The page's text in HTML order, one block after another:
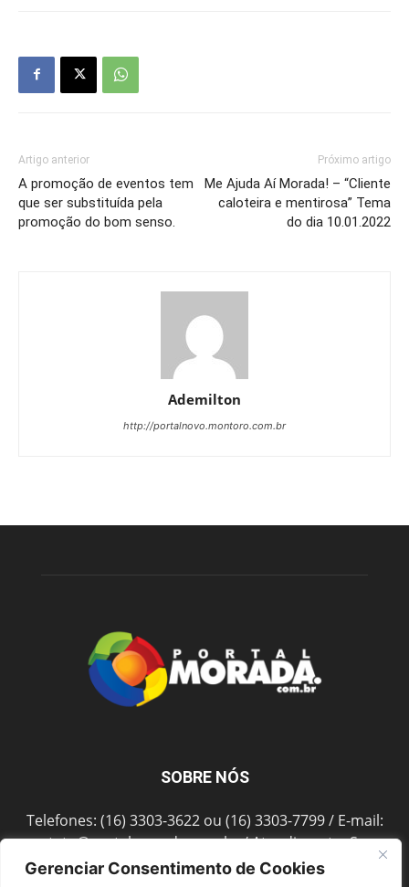
Gerenciar Consentimento de Cookies
Artigo anterior
A promoção de eventos tem
que ser substituída pela
promoção do bom senso.
Próximo artigo
Me Ajuda Aí Morada! – “Cliente
caloteira e mentirosa” Tema
do dia 10.01.2022
Ademilton
http://portalnovo.montoro.com.br
SOBRE NÓS
Telefones: (16) 3303-3622 ou (16) 3303-7799 / E-mail:
contato@portalmorada.com.br/ Atendimento: Seg a
Sex das 8h às 18h / Endereço: Av. Bento de Abreu, 889